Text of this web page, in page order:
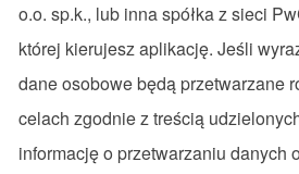
o.o. sp.k., lub inna spółka z sieci
której kierujesz aplikację. Jeśli
dane osobowe będą przetwarzane
celach zgodnie z treścią
informację o przetwarzaniu danych